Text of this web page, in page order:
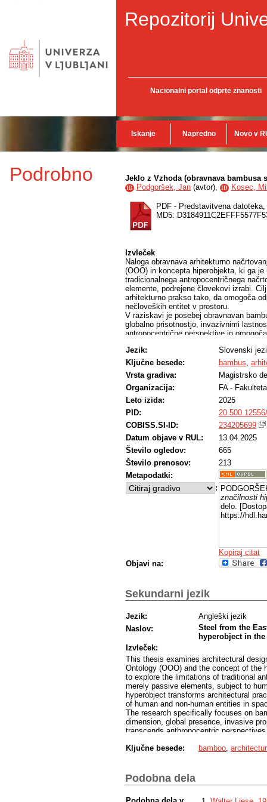
Repozitorij
Nacionalni portal odprte znanosti
Iskanje Napredno Novo v
Podrobno Jeklo z Vzhoda (obravnava
ID Podgoršek, Jan (avtor), ID Kosec,
PDF - Predstavitvena datoteka,
MD5:
Izvleček
Naloga obravnava arhitekturno
(OOO) in koncepta hiperobjekta, ki ga
tradicionalnega antropocentričnega
elemente, podrejene človekovi izrabi.
arhitekturno prakso tako, da omogoča
nečloveških entitet v prostoru.
V raziskavi je posebej obravnavan
globalno prisotnostjo, invazivnimi
antropocentrične perspektive in
priznavanju avtonomije objektov. S tem
arhitekture, ki se ne osredotoča več
sobivanja, spoštuje nečloveške akterje
Metodološko delo zajema pregled
konkretnih primerov (predvsem
naloge kažejo na nujnost radikalne
antropocentrizma in poudarja
percepcije. Koncept hipernačrta
širšega ekološkega sistema, v katerem
Jezik:
Slovenski
Ključne besede:
bambus,
Vrsta gradiva:
Magistrsko
Organizacija:
FA -
Leto izida:
2025
PID:
COBISS.SI-ID:
234205699
Datum objave v RUL:
13.04.2025
Število ogledov:
665
Število prenosov:
213
Metapodatki:
:
značilnosti
delo.
https://
Kopiraj citat
Objavi na:
Sekundarni jezik
Jezik:
Angleški jezik
Naslov:
Steel from the
hyperobject in
Izvleček:
This thesis examines architectural
Ontology (OOO) and the concept of the
to explore the limitations of traditional
merely passive elements, subject to
hyperobject transforms architectural
of human and non-human entities in
The research specifically focuses on
dimension, global presence, invasive
transcends anthropocentric
encourage architectural practices to
actors and natural and technical
The methodological work includes a
Ključne besede: bamboo
Podobna dela